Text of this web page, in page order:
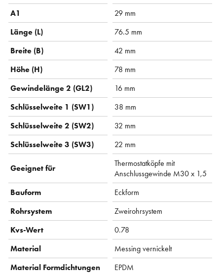
A1
29 mm
Länge (L)
76.5 mm
Breite (B)
42 mm
Höhe (H)
78 mm
Gewindelänge 2 (GL2)
16 mm
Schlüsselweite 1 (SW1)
38 mm
Schlüsselweite 2 (SW2)
32 mm
Schlüsselweite 3 (SW3)
22 mm
Geeignet für
Thermostatköpfe mit
Anschlussgewinde M30 x 1,5
Bauform
Eckform
Rohrsystem
Zweirohrsystem
Kvs-Wert
0.78
Material
Messing vernickelt
Material Formdichtungen
EPDM